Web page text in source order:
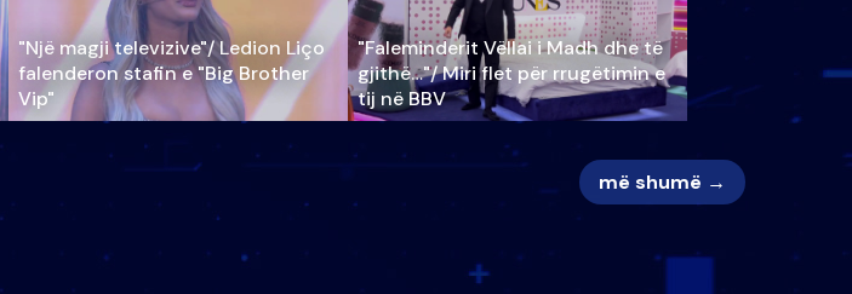
"Një magji televizive"/ Ledion Liço
falenderon stafin e "Big Brother
Vip"
"Faleminderit Vëllai i Madh dhe të
gjithë…"/ Miri flet për rrugëtimin e
tij në BBV
më shumë →